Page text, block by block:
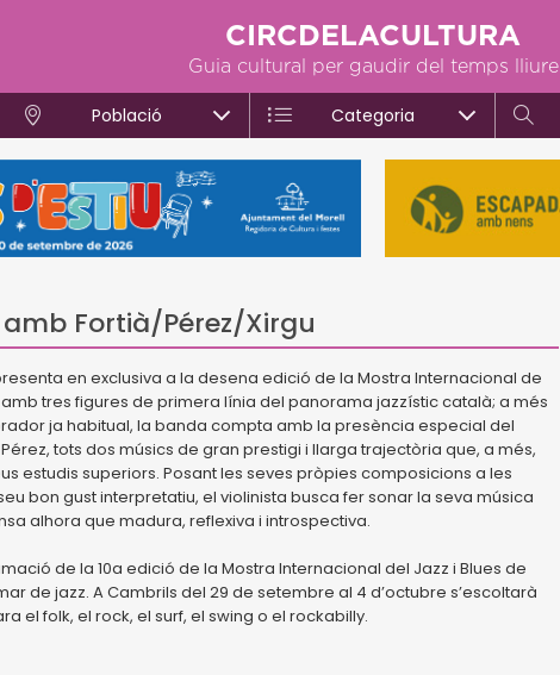
CIRCDELACULTURA
Guia cultural per gaudir del temps lliure
Població Categoria
Fortià/Pérez/Xirgu
en exclusiva a la desena edició de la Mostra Internacional de
tres figures de primera línia del panorama jazzístic català; a més
ja habitual, la banda compta amb la presència especial del
tots dos músics de gran prestigi i llarga trajectòria que, a més,
estudis superiors. Posant les seves pròpies composicions a les
bon gust interpretatiu, el violinista busca fer sonar la seva música
alhora que madura, reflexiva i introspectiva.
de la 10a edició de la Mostra Internacional del Jazz i Blues de
de jazz. A Cambrils del 29 de setembre al 4 d’octubre s’escoltarà
el folk, el rock, el surf, el swing o el rockabilly.